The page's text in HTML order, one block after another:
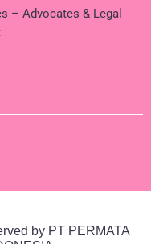
– Advocates & Legal
by PT PERMATA